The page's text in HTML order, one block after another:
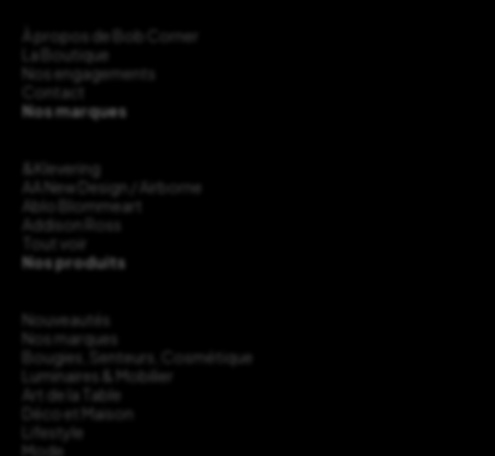
À propos de Bob Corner
La Boutique
Nos engagements
Contact
Nos marques
&Klevering
AA New Design / Airborne
Ablo Blommeart
Addison Ross
Tout voir
Nos produits
Nouveautés
Nos marques
Bougies, Senteurs, Cosmétique
Luminaires & Mobilier
Art de la Table
Déco et Maison
Lifestyle
Mode